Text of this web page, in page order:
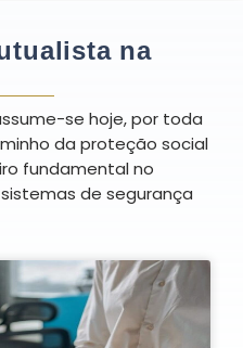
na
se hoje, por toda
da proteção social
fundamental no
de segurança